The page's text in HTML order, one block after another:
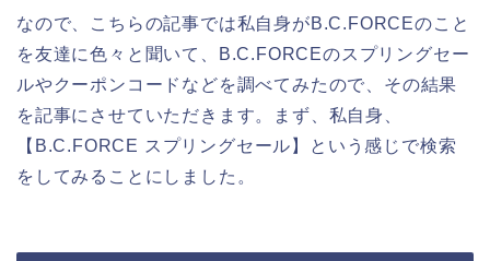
なので、こちらの記事では私自身がB.C.FORCEのこと
を友達に色々と聞いて、B.C.FORCEのスプリングセー
ルやクーポンコードなどを調べてみたので、その結果
を記事にさせていただきます。まず、私自身、
【B.C.FORCE スプリングセール】という感じで検索
をしてみることにしました。